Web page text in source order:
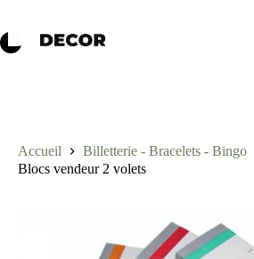
Accueil
Billetterie - Bracelets - Bingo
Blocs vendeur 2 volets